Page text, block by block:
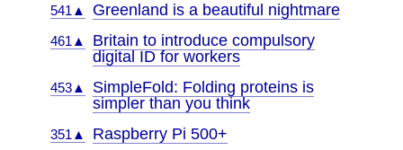
541▲ Greenland is a beautiful nightmare
461▲
Britain to introduce compulsory
digital ID for workers
453▲
SimpleFold: Folding proteins is
simpler than you think
351▲ Raspberry Pi 500+